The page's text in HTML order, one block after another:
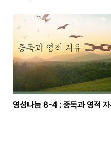
영성나눔 8-4 : 중독과 영적